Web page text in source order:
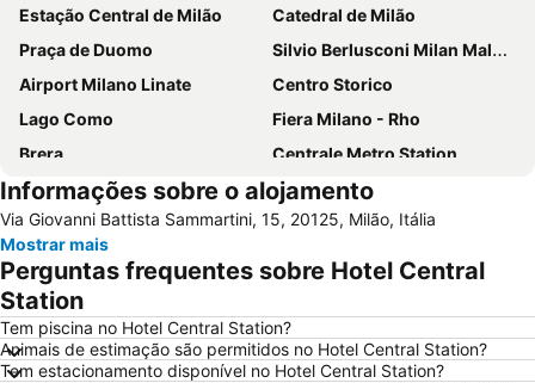
Estação Central de Milão
Catedral de Milão
Praça de Duomo
Silvio Berlusconi Milan Malpensa Airport
Airport Milano Linate
Centro Storico
Lago Como
Fiera Milano - Rho
Brera
Centrale Metro Station
Aeroporto Orio al Serio
Navigli
Cidade Alta de Bérgamo
Stazione di Bergamo
San Siro
Stazione Porta Garibaldi
Lampugnano Metro Station
San Siro Stadio Metro Station
Autodromo Nazionale Monza
Cadorna – Triennale Metro Station
Porta Romana
Informações sobre o alojamento
Via Giovanni Battista Sammartini, 15, 20125, Milão, Itália
Mostrar mais
Perguntas frequentes sobre Hotel Central
Station
Tem piscina no Hotel Central Station?
Animais de estimação são permitidos no Hotel Central Station?
Tem estacionamento disponível no Hotel Central Station?